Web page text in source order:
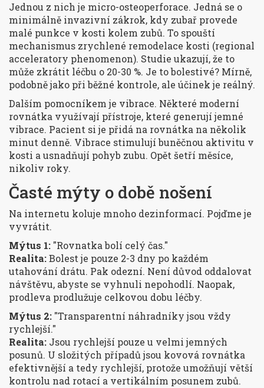
Jednou z nich je micro-osteoperforace. Jedná se o
minimálně invazivní zákrok, kdy zubař provede
malé punkce v kosti kolem zubů. To spouští
mechanismus zrychlené remodelace kosti (regional
acceleratory phenomenon). Studie ukazují, že to
může zkrátit léčbu o 20-30 %. Je to bolestivé? Mírně,
podobně jako při běžné kontrole, ale účinek je reálný.
Dalším pomocníkem je vibrace. Některé moderní
rovnátka využívají přístroje, které generují jemné
vibrace. Pacient si je přidá na rovnátka na několik
minut denně. Vibrace stimulují buněčnou aktivitu v
kosti a usnadňují pohyb zubu. Opět šetří měsíce,
nikoliv roky.
Časté mýty o době nošení
Na internetu koluje mnoho dezinformací. Pojďme je
vyvrátit.
Mýtus 1: "Rovnatka bolí celý čas."
Realita:Bolest je pouze 2-3 dny po každém
utahování drátu. Pak odezní. Není důvod oddalovat
návštěvu, abyste se vyhnuli nepohodlí. Naopak,
prodleva prodlužuje celkovou dobu léčby.
Mýtus 2: "Transparentní náhradníky jsou vždy
rychlejší."
Realita: Jsou rychlejší pouze u velmi jemných
posunů. U složitých případů jsou kovová rovnátka
efektivnější a tedy rychlejší, protože umožňují větší
kontrolu nad rotací a vertikálním posunem zubů.